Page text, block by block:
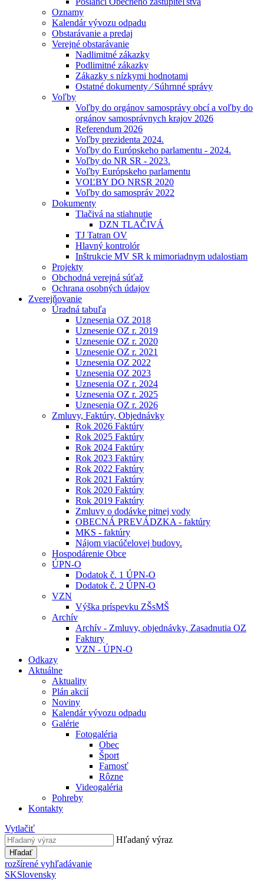
Oznamy
Kalendár vývozu odpadu
Obstarávanie a predaj
Verejné obstarávanie
Nadlimitné zákazky
Podlimitné zákazky
Zákazky s nízkymi hodnotami
Ostatné dokumenty ⁄ Súhrnné správy
Voľby
Voľby do orgánov samosprávy obcí a voľby do
orgánov samosprávnych krajov 2026
Referendum 2026
Voľby prezidenta 2024.
Voľby do Európskeho parlamentu - 2024.
Voľby do NR SR - 2023.
Voľby Európskeho parlamentu
VOĽBY DO NRSR 2020
Voľby do samospráv 2022
Dokumenty
Tlačivá na stiahnutie
DZN TLAČIVÁ
TJ Tatran OV
Hlavný kontrolór
Inštrukcie MV SR k mimoriadnym udalostiam
Projekty
Obchodná verejná súťaž
Ochrana osobných údajov
Zverejňovanie
Úradná tabuľa
Uznesenia OZ 2018
Uznesenie OZ r. 2019
Uznesenie OZ r. 2020
Uznesenie OZ r. 2021
Uznesenia OZ 2022
Uznesenia OZ 2023
Uznesenia OZ r. 2024
Uznesenia OZ r. 2025
Uznesenia OZ r. 2026
Zmluvy, Faktúry, Objednávky
Rok 2026 Faktúry
Rok 2025 Faktúry
Rok 2024 Faktúry
Rok 2023 Faktúry
Rok 2022 Faktúry
Rok 2021 Faktúry
Rok 2020 Faktúry
Rok 2019 Faktúry
Zmluvy o dodávke pitnej vody
OBECNÁ PREVÁDZKA - faktúry
MKS - faktúry
Nájom viacúčelovej budovy.
Hospodárenie Obce
ÚPN-O
Dodatok č. 1 ÚPN-O
Dodatok č. 2 ÚPN-O
VZN
Výška príspevku ZŠsMŠ
Archív
Archív - Zmluvy, objednávky, Zasadnutia OZ
Faktury
VZN - ÚPN-O
Odkazy
Aktuálne
Aktuality
Plán akcií
Noviny
Kalendár vývozu odpadu
Galérie
Fotogaléria
Obec
Šport
Farnosť
Rôzne
Videogaléria
Pohreby
Kontakty
Vytlačiť
Hľadaný výraz
Hľadať
rozšírené vyhľadávanie
SKSlovensky